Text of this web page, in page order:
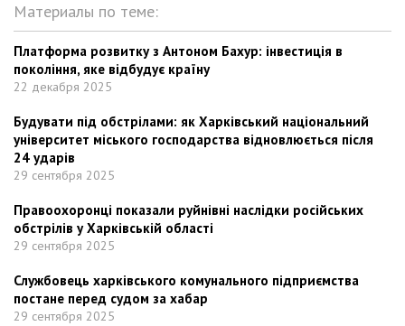
Материалы по теме:
Платформа розвитку з Антоном Бахур: інвестиція в
покоління, яке відбудує країну
22 декабря 2025
Будувати під обстрілами: як Харківський національний
університет міського господарства відновлюється після
24 ударів
29 сентября 2025
Правоохоронці показали руйнівні наслідки російських
обстрілів у Харківській області
29 сентября 2025
Службовець харківського комунального підприємства
постане перед судом за хабар
29 сентября 2025